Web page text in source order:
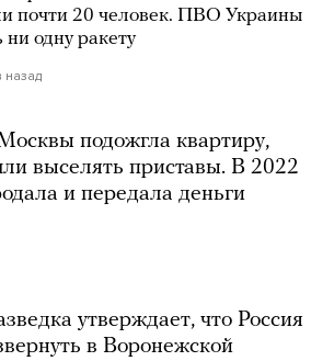
почти 20 человек. ПВО Украины
ни одну ракету
назад
подожгла квартиру,
выселять приставы. В 2022
и передала деньги
утверждает, что Россия
в Воронежской